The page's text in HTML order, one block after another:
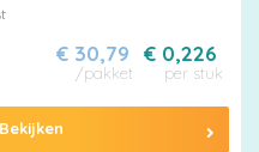
€ 0,226
per stuk
€ 30,79
/pakket
Bekijken